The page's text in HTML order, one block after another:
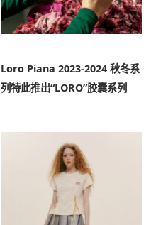
Loro Piana 2023-2024 秋冬系
列特此推出“LORO”胶囊系列